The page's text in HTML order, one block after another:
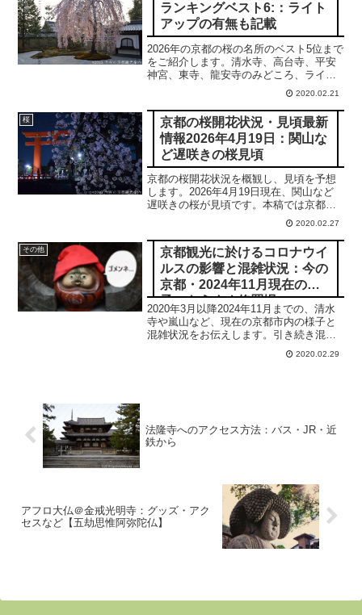
ランキングベスト6:：ライト
アップの有無も記載
2026年の京都の桜の名所のベスト5位まで
をご紹介します。清水寺、高台寺、平安
神宮、東寺、龍安寺のみどころ、ライト
アップの有無、アクセスなどをご紹介し
2020.02.21
桜
京都の桜開花状況・見頃最新
情報2026年4月19日：関山な
ど遅咲きの桜見頃
京都の桜開花状況を概観し、見頃を予想
します。2026年4月19日現在、関山など
遅咲きの桜が見頃です。本稿では京都の
桜の開花状況を3月末の河津桜から4月末
の御室桜、北野桜まで、2026年の開花を
予想します。
2020.02.27
その他
京都観光に於けるコロナウイ
ルスの影響と混雑状況：今の
京都・2024年11月現在の様
子：もうすぐ修羅場
2020年3月以降2024年11月までの、清水
寺や嵐山など、現在の京都市内の様子と
混雑状況をお伝えします。引き続き混雑
2020.02.29
法隆寺へのアクセス方法：バス・JR・近
鉄から
アフロ大仏＠金戒光明寺：グッズ・アク
セスなど【五劫思惟阿弥陀仏】